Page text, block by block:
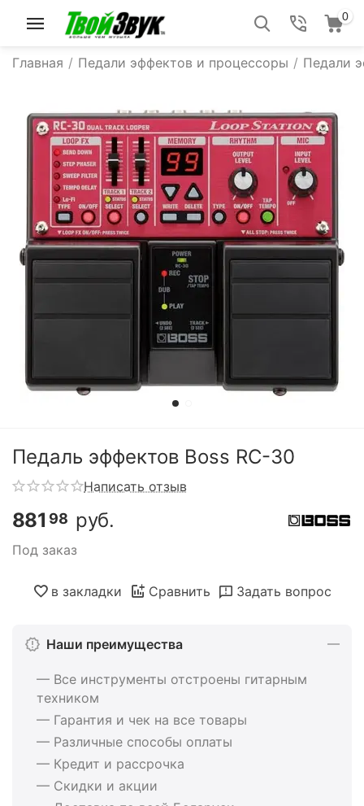
0
Главная / Педали эффектов и процессоры / Педали
Педаль эффектов Boss RC-30
Написать отзыв
881 98 руб.
Под заказ
в закладки Сравнить Задать вопрос
Наши преимущества
— Все инструменты отстроены гитарным
техником
— Гарантия и чек на все товары
— Различные способы оплаты
— Кредит и рассрочка
— Скидки и акции